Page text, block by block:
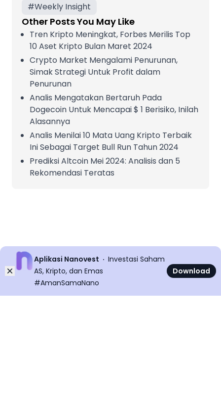
#Weekly Insight
Other Posts You May Like
Tren Kripto Meningkat, Forbes Merilis Top
10 Aset Kripto Bulan Maret 2024
Crypto Market Mengalami Penurunan,
Simak Strategi Untuk Profit dalam
Penurunan
Analis Mengatakan Bertaruh Pada
Dogecoin Untuk Mencapai $ 1 Berisiko, Inilah
Alasannya
Analis Menilai 10 Mata Uang Kripto Terbaik
Ini Sebagai Target Bull Run Tahun 2024
Prediksi Altcoin Mei 2024: Analisis dan 5
Rekomendasi Teratas
Dismiss
Aplikasi Nanovest
Investasi Saham
AS, Kripto, dan Emas
#AmanSamaNano
Download